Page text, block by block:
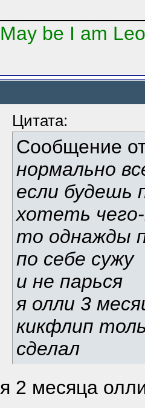
May be I am
Цитата:
Сообщение
нормально
если будешь
хотеть
то однажды
по себе сужу
и не парься
я олли 3
кикфлип
сделал
я 2 месяца